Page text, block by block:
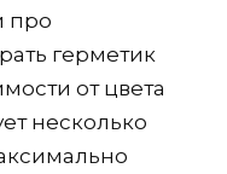
про
герметик
от цвета
несколько